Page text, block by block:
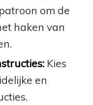
om de
haken van
Kies
en